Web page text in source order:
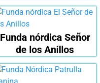
Funda nórdica Señor
de los Anillos